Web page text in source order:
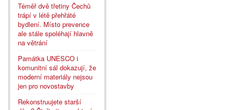
Téměř dvě třetiny Čechů
trápí v létě přehřáté
bydlení. Místo prevence
ale stále spoléhají hlavně
na větrání
Památka UNESCO i
komunitní sál dokazují, že
moderní materiály nejsou
jen pro novostavby
Rekonstruujete starší